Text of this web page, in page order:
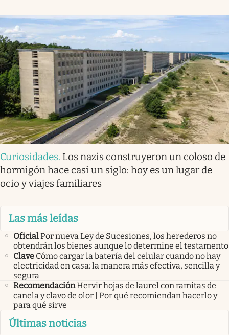
Curiosidades. Los nazis construyeron un coloso de
hormigón hace casi un siglo: hoy es un lugar de
ocio y viajes familiares
Las más leídas
OficialPor nueva Ley de Sucesiones, los herederos no
obtendrán los bienes aunque lo determine el testamento
Clave Cómo cargar la batería del celular cuando no hay
electricidad en casa: la manera más efectiva, sencilla y
segura
RecomendaciónHervir hojas de laurel con ramitas de
canela y clavo de olor | Por qué recomiendan hacerlo y
para qué sirve
Últimas noticias